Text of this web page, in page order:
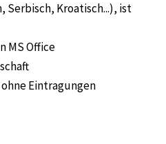
Serbisch, Kroatisch...), ist
MS Office
Eintragungen